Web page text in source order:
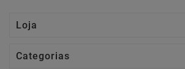
Loja
Categorias